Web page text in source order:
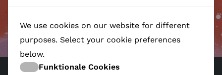
NEWS
We use cookies on our website for different
purposes. Select your cookie preferences
below.
Funktionale Cookies